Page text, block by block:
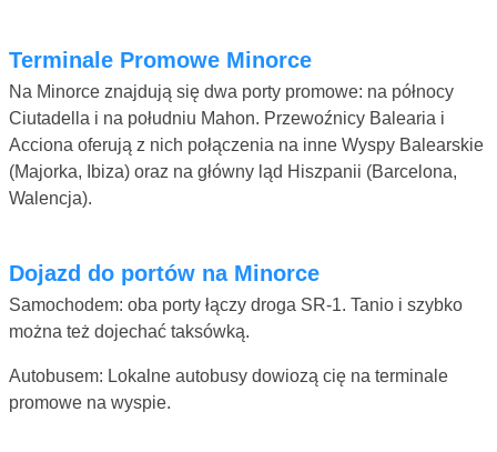
Terminale Promowe Minorce
Na Minorce znajdują się dwa porty promowe: na północy
Ciutadella i na południu Mahon. Przewoźnicy Balearia i
Acciona oferują z nich połączenia na inne Wyspy Balearskie
(Majorka, Ibiza) oraz na główny ląd Hiszpanii (Barcelona,
Walencja).
Dojazd do portów na Minorce
Samochodem: oba porty łączy droga SR-1. Tanio i szybko
można też dojechać taksówką.
Autobusem: Lokalne autobusy dowiozą cię na terminale
promowe na wyspie.